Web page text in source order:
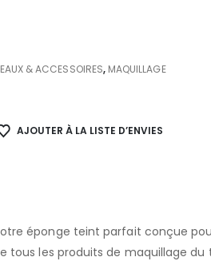
& ACCESSOIRES, MAQUILLAGE
AJOUTER À LA LISTE D’ENVIES
notre éponge teint parfait conçue
tous les produits de maquillage